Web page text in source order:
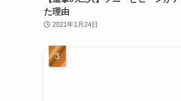
た理由
2021年1月24日